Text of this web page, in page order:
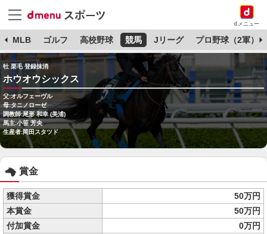
dメニュー
MLB ゴルフ 高校野球 競馬 Jリーグ プロ野球（2軍）
牡 栗毛 登録抹消
ホウオウシックス
父:オルフェーヴル
母:タニノローゼ
調教師:尾形 和幸 (美浦)
馬主:小笹 芳央
生産者:岡田スタツド
賞金
獲得賞金
50万円
本賞金
50万円
付加賞金
0万円